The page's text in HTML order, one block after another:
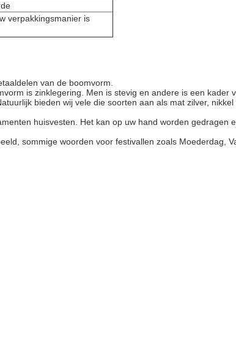
verpakkingsmanier is
van de boomvorm.
is zinklegering. Men is stevig en andere is een kader
bieden wij vele die soorten aan als mat zilver,
huisvesten. Het kan op uw hand worden
sommige woorden voor festivallen zoals Moederdag,